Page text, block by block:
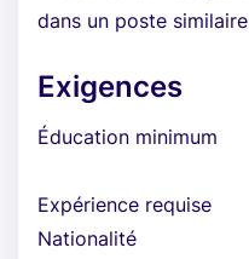
dans un poste similaire
Exigences
Éducation minimum
Expérience requise
Nationalité